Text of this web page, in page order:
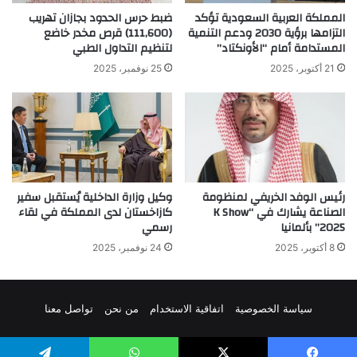
المملكة العربية السعودية تؤكد
التزامها برؤية 2030 ودعم التنمية
المستدامة أمام “الأونكتاد”
21 أكتوبر، 2025
ضبط حرس الحدود بجازان تهريب
(111,600) قرص مخدر خاضع
لتنظيم التداول الطبي
25 نوفمبر، 2025
رئيس الوفد الخريفي لمنظومة
الصناعة يشارك في “K Show
2025” بألمانيا
8 أكتوبر، 2025
وكيل وزارة الداخلية يُستقبل سفير
كازاخستان لدى المملكة في لقاء
رسمي
24 نوفمبر، 2025
سياسة الخصوصية اتفاقية الاستخدام من نحن تواصل معنا